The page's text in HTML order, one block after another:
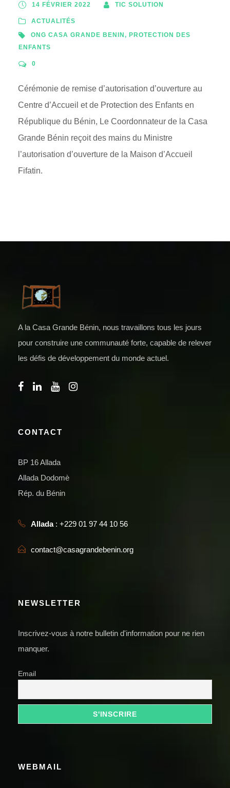
14 FÉVRIER 2022 TIC SOLUTION
ACTUALITÉS
ONG CASA GRANDE BENIN, PROTECTION DES
ENFANTS
0
Cérémonie de remise d’autorisation d’ouverture au
Centre d’Accueil et de Protection des Enfants en
République du Bénin, Le Coordonnateur de la Casa
Grande Bénin reçoit des mains du Ministre
l’autorisation d’ouverture de la Maison d’Accueil
Fifatin.
A la Casa Grande Bénin, nous travaillons tous les jours
pour construire une communauté forte, capable de relever
les défis de développement du monde actuel.
CONTACT
BP 16 Allada
Allada Dodomè
Rép. du Bénin
Allada: +229 01 97 44 10 56
contact@casagrandebenin.org
NEWSLETTER
Inscrivez-vous à notre bulletin d'information pour ne rien
manquer.
Email
WEBMAIL